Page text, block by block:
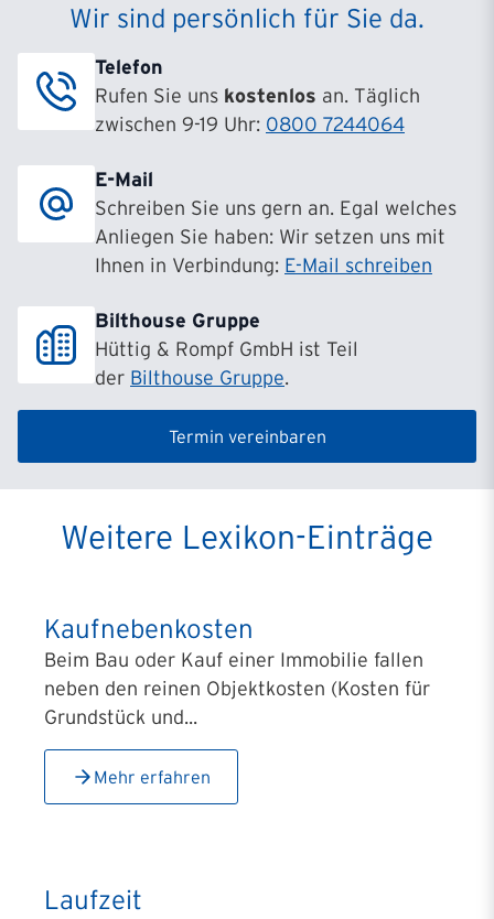
Wir sind persönlich für Sie da.
Telefon
Rufen Sie uns kostenlos an. Täglich
zwischen 9-19 Uhr: 0800 7244064
E-Mail
Schreiben Sie uns gern an. Egal welches
Anliegen Sie haben: Wir setzen uns mit
Ihnen in Verbindung: E-Mail schreiben
Bilthouse Gruppe
Hüttig & Rompf GmbH ist Teil
der Bilthouse Gruppe.
Termin vereinbaren
Weitere Lexikon-Einträge
Kaufnebenkosten
Beim Bau oder Kauf einer Immobilie fallen
neben den reinen Objektkosten (Kosten für
Grundstück und...
Mehr erfahren
Laufzeit